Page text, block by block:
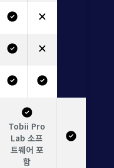
Tobii Pro
Lab 소프
트웨어 포
함